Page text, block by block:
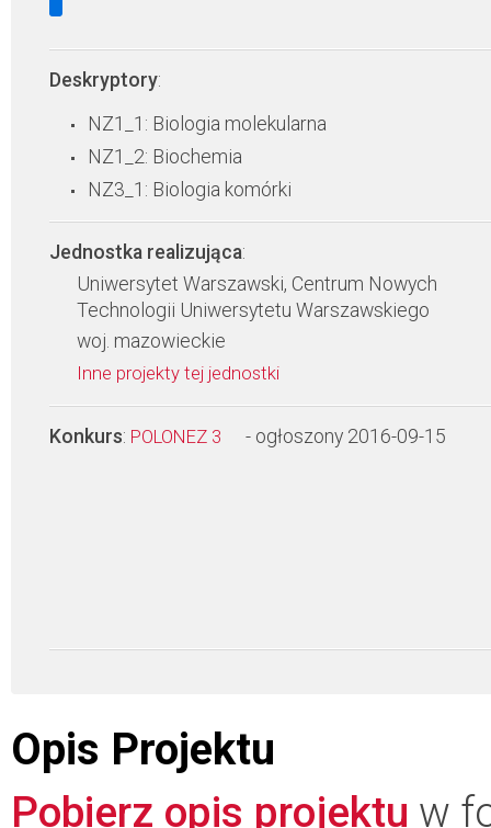
Deskryptory:
NZ1_1: Biologia molekularna
NZ1_2: Biochemia
NZ3_1: Biologia komórki
Jednostka realizująca:
Uniwersytet Warszawski, Centrum Nowych
Technologii Uniwersytetu Warszawskiego
woj. mazowieckie
Inne projekty tej jednostki
Konkurs: POLONEZ 3 - ogłoszony 2016-09-15
Opis Projektu
Pobierz opis projektu w